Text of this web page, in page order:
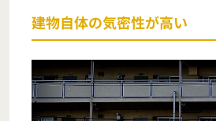
建物自体の気密性が高い